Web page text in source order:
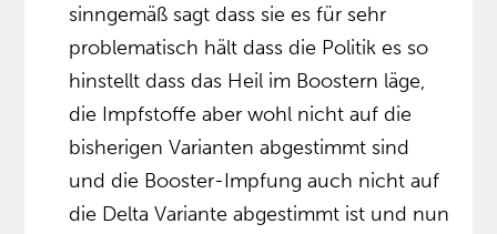
sinngemäß sagt dass sie es für sehr
problematisch hält dass die Politik es so
hinstellt dass das Heil im Boostern läge,
die Impfstoffe aber wohl nicht auf die
bisherigen Varianten abgestimmt sind
und die Booster-Impfung auch nicht auf
die Delta Variante abgestimmt ist und nun